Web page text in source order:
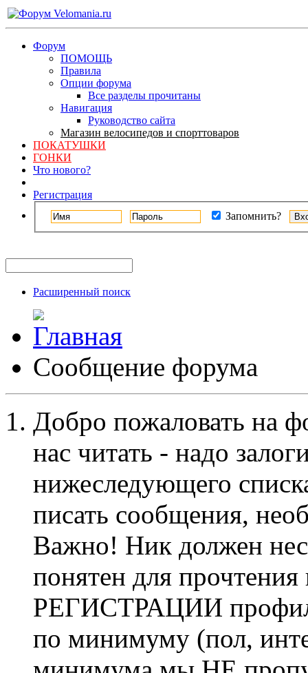
Форум
ПОМОЩЬ
Правила
Опции форума
Все разделы прочитаны
Навигация
Руководство сайта
Магазин велосипедов и спорттоваров
ПОКАТУШКИ
ГОНКИ
Что нового?
Регистрация
Запомнить?
Расширенный поиск
Сообщение форума
Добро пожаловать на
нас читать - надо
нижеследующего
писать сообщения,
Важно! Ник должен
понятен для
РЕГИСТРАЦИИ профиль
по минимуму (пол,